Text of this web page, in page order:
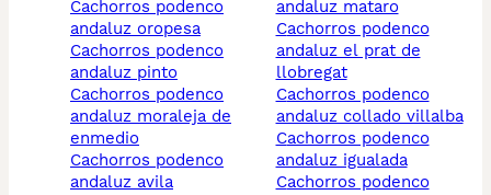
cachorros podenco
andaluz oropesa
cachorros podenco
andaluz pinto
cachorros podenco
andaluz moraleja de
enmedio
cachorros podenco
andaluz avila
andaluz mataro
cachorros podenco
andaluz el prat de
llobregat
cachorros podenco
andaluz collado villalba
cachorros podenco
andaluz igualada
cachorros podenco